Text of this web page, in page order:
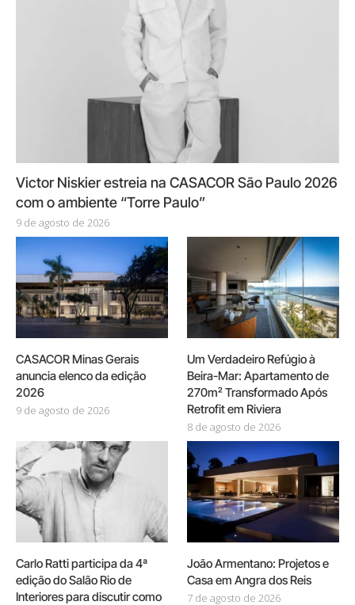
Victor Niskier estreia na CASACOR São Paulo 2026
com o ambiente “Torre Paulo”
9 de agosto de 2026
CASACOR Minas Gerais
anuncia elenco da edição
2026
9 de agosto de 2026
Um Verdadeiro Refúgio à
Beira-Mar: Apartamento de
270m² Transformado Após
Retrofit em Riviera
8 de agosto de 2026
Carlo Ratti participa da 4ª
edição do Salão Rio de
Interiores para discutir como
João Armentano: Projetos e
Casa em Angra dos Reis
7 de agosto de 2026